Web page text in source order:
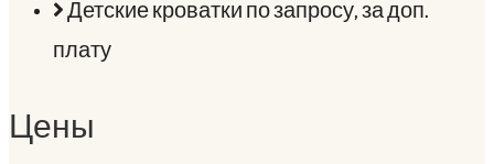
Детские кроватки по запросу, за доп.
плату
Цены